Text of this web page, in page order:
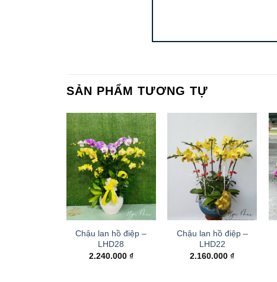
SẢN PHẨM TƯƠNG TỰ
Chậu lan hồ điệp –
LHD28
2.240.000 ₫
Chậu lan hồ điệp –
LHD22
2.160.000₫